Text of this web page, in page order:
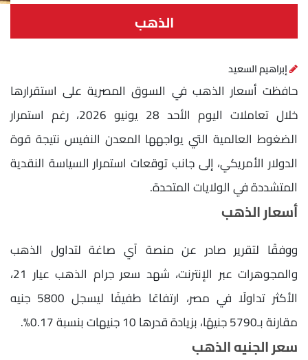
الذهب
إبراهيم السعيد
حافظت أسعار الذهب في السوق المصرية على استقرارها
خلال تعاملات اليوم الأحد 28 يونيو 2026، رغم استمرار
الضغوط العالمية التي يواجهها المعدن النفيس نتيجة قوة
الدولار الأمريكي، إلى جانب توقعات استمرار السياسة النقدية
المتشددة في الولايات المتحدة.
أسعار الذهب
ووفقًا لتقرير صادر عن منصة آي صاغة لتداول الذهب
والمجوهرات عبر الإنترنت، شهد سعر جرام الذهب عيار 21،
الأكثر تداولًا في مصر، ارتفاعًا طفيفًا ليسجل 5800 جنيه
مقارنة بـ5790 جنيهًا، بزيادة قدرها 10 جنيهات بنسبة 0.17%.
سعر الجنيه الذهب